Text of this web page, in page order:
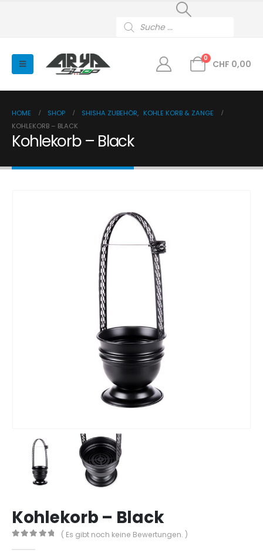
search
0
CHF 0,00
HOME SHOP SHISHA ZUBEHÖR, KOHLE KORB & ZANGE
KOHLEKORB – BLACK
Kohlekorb – Black
Kohlekorb – Black
( Es gibt noch keine Bewertungen. )